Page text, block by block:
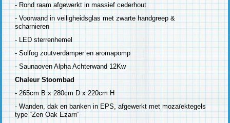
- Rond raam afgewerkt in massief cederhout
- Voorwand in veiligheidsglas met zwarte handgreep &
scharnieren
- LED sterrenhemel
- Solfog zoutverdamper en aromapomp
- Saunaoven Alpha Achterwand 12Kw
Chaleur Stoombad
- 265cm B x 280cm D x 220cm H
- Wanden, dak en banken in EPS, afgewerkt met mozaïektegels
type “Zen Oak Ezarri”